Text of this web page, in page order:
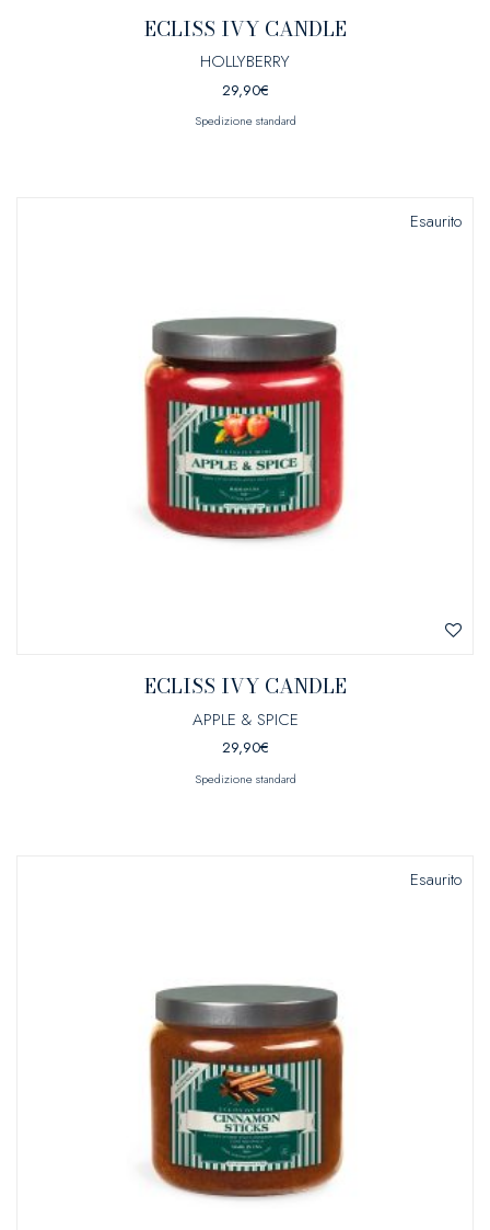
ECLISS IVY CANDLE
HOLLYBERRY
29,90€
Spedizione standard
Esaurito
ECLISS IVY CANDLE
APPLE & SPICE
29,90€
Spedizione standard
Esaurito